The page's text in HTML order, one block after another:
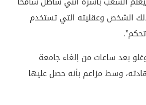
الشخص وعقليته التي تستخدم
بعد ساعات من إلغاء جامعة
وسط مزاعم بأنه حصل عليها